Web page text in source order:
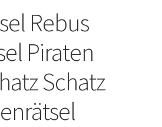
Rebus
Piraten
Schatz